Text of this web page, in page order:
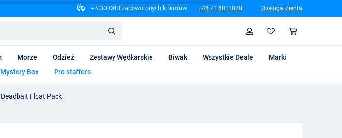
+ 400 000 zadowolonych klientów +48 71 8811020 Obsługa klienta
Profil
Morze Odzież Zestawy Wędkarskie Biwak Wszystkie Deale
Marki
Mystery Box Pro staffers
Float Pack